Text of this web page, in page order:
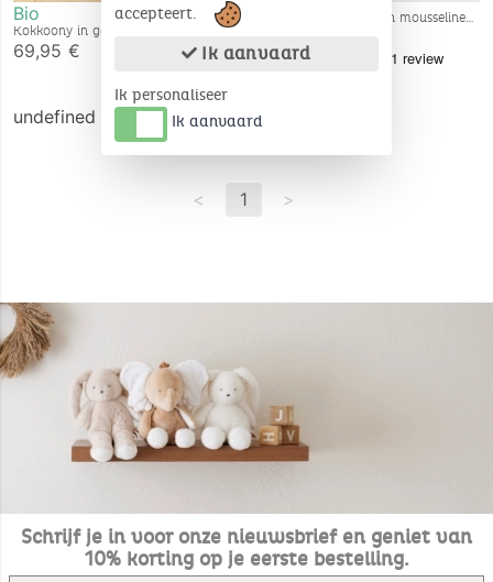
Bio
Kokkoony in geborduurde
mousseline – Bio
69,95 €
Babynest, bio katoenen mousseline
undefined
< 1 >
Schrijf je in voor onze nieuwsbrief en geniet van
10% korting op je eerste bestelling.
accepteert.
Ik aanvaard
Ik personaliseer
Ik aanvaard